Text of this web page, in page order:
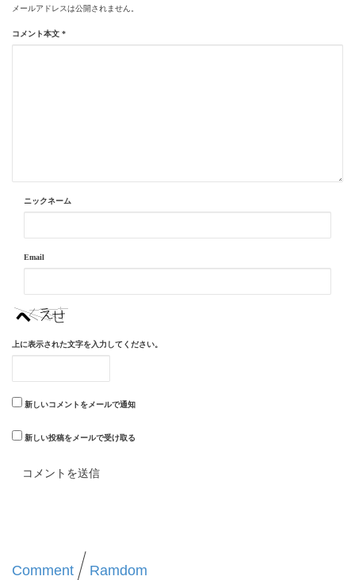
メールアドレスは公開されません。
コメント本文 *
ニックネーム
Email
上に表示された文字を入力してください。
新しいコメントをメールで通知
新しい投稿をメールで受け取る
Comment Ramdom